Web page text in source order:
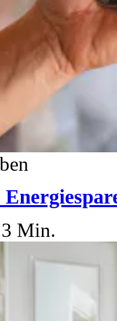
3 Min.